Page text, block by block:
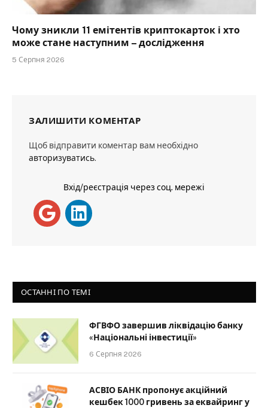
Чому зникли 11 емітентів криптокарток і хто
може стане наступним – дослідження
5 Серпня 2026
ЗАЛИШИТИ КОМЕНТАР
Щоб відправити коментар вам необхідно
авторизуватись.
Вхід/реєстрація через соц. мережі
ОСТАННІ ПО ТЕМІ
ФГВФО завершив ліквідацію банку
«Національні інвестиції»
6 Серпня 2026
АСВІО БАНК пропонує акційний
кешбек 1000 гривень за еквайринг у